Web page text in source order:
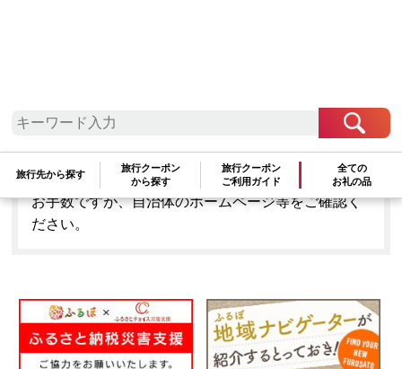
旅行先から探す
旅行クーポン
から探す
旅行クーポン
ご利用ガイド
全ての
お礼の品
「奈良県天理市」はふるぽからお申込みをすること
はできません。
お手数ですが、自治体のホームページ等をご確認く
ださい。